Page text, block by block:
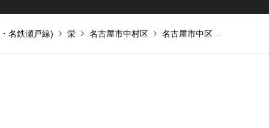
名鉄瀬戸線) 栄 名古屋市中村区 名古屋市中区